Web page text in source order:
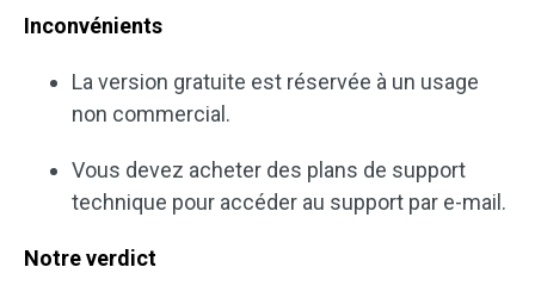
Inconvénients
La version gratuite est réservée à un usage
non commercial.
Vous devez acheter des plans de support
technique pour accéder au support par e-mail.
Notre verdict